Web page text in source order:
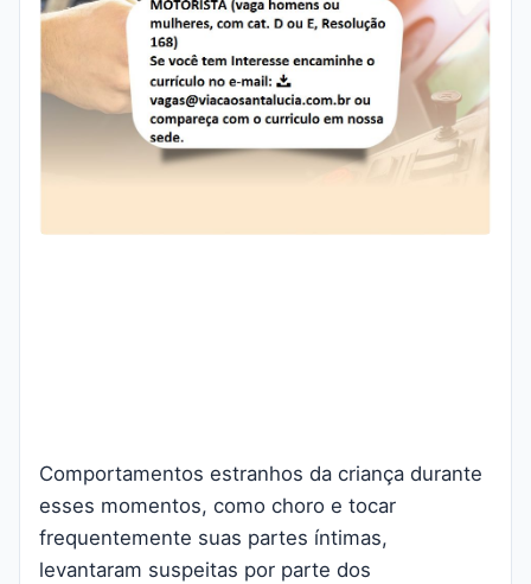
Comportamentos estranhos da criança durante
esses momentos, como choro e tocar
frequentemente suas partes íntimas,
levantaram suspeitas por parte dos